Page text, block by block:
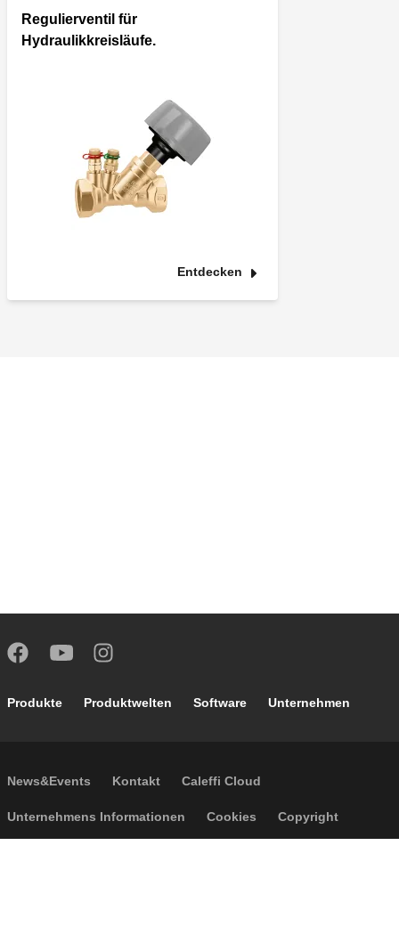
Regulierventil für
Hydraulikkreisläufe.
Entdecken
Footer main navigation
Produkte Produktwelten Software Unternehmen
Footer secondary navigation
News&Events Kontakt Caleffi Cloud
Footer menu
Unternehmens Informationen Cookies Copyright